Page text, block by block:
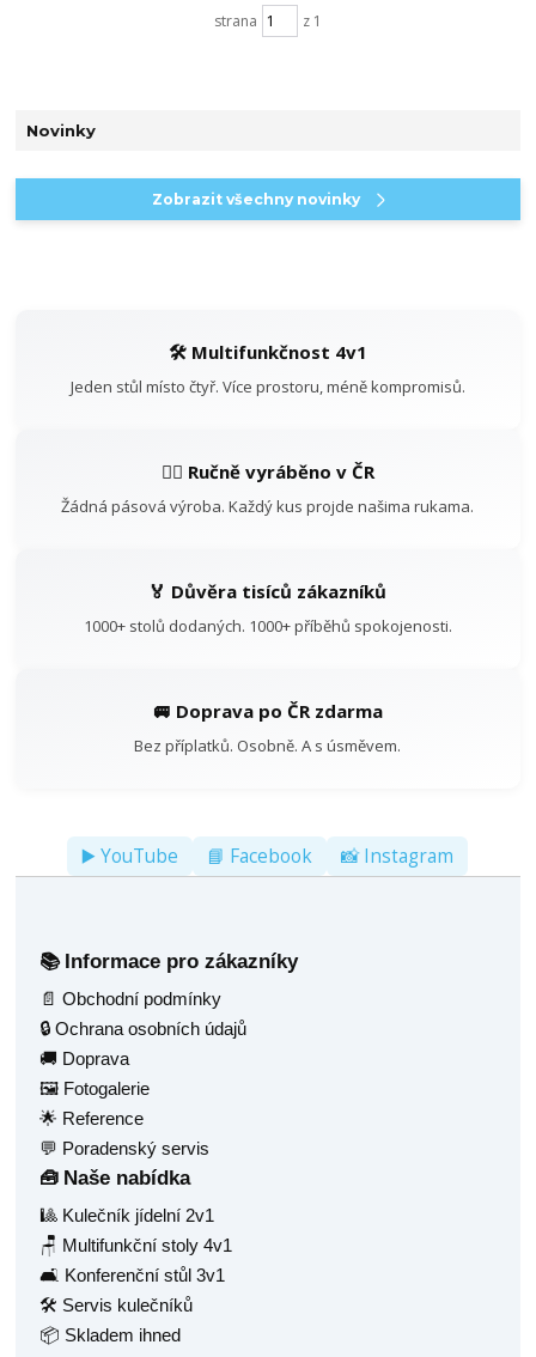
strana z 1
Novinky
Zobrazit všechny novinky
🛠️ Multifunkčnost 4v1
Jeden stůl místo čtyř. Více prostoru, méně kompromisů.
👷‍♂️ Ručně vyráběno v ČR
Žádná pásová výroba. Každý kus projde našima rukama.
🏅 Důvěra tisíců zákazníků
1000+ stolů dodaných. 1000+ příběhů spokojenosti.
🚐 Doprava po ČR zdarma
Bez příplatků. Osobně. A s úsměvem.
▶️ YouTube 📘 Facebook 📸 Instagram
📚 Informace pro zákazníky
📄 Obchodní podmínky
🔒 Ochrana osobních údajů
🚚 Doprava
🖼️ Fotogalerie
🌟 Reference
💬 Poradenský servis
🧰 Naše nabídka
🎱 Kulečník jídelní 2v1
🪑 Multifunkční stoly 4v1
🛋️ Konferenční stůl 3v1
🛠️ Servis kulečníků
📦 Skladem ihned